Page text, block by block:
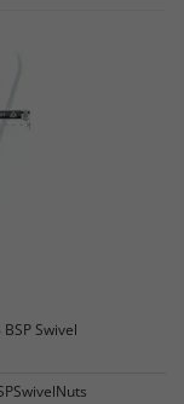
Swivel